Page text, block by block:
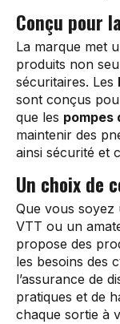
Conçu pour
La marque met
produits non
sécuritaires. Les
sont conçus
que les pompes
maintenir des
ainsi sécurité et
Un choix de
Que vous soyez
VTT ou un
propose des
les besoins des
l’assurance de
pratiques et de
chaque sortie à